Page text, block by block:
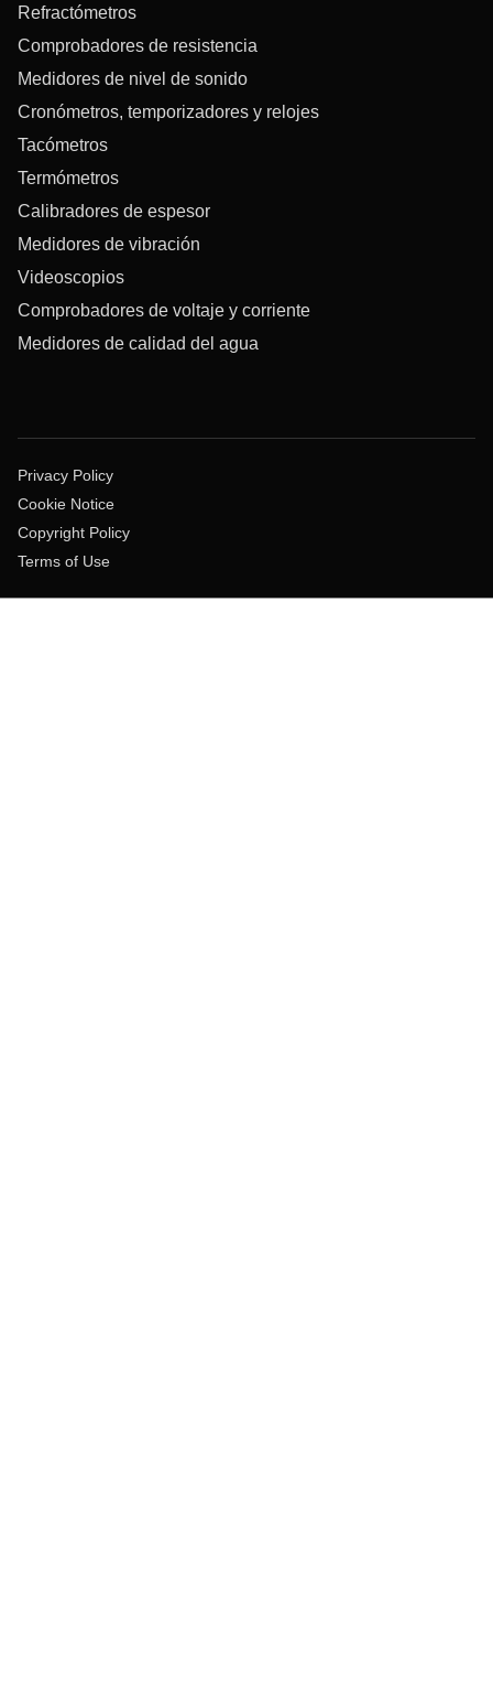
Refractómetros
Comprobadores de resistencia
Medidores de nivel de sonido
Cronómetros, temporizadores y relojes
Tacómetros
Termómetros
Calibradores de espesor
Medidores de vibración
Videoscopios
Comprobadores de voltaje y corriente
Medidores de calidad del agua
Privacy Policy
Cookie Notice
Copyright Policy
Terms of Use